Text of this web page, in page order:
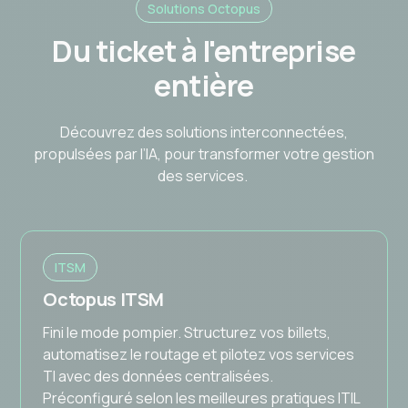
les premiers mois.
Solutions Octopus
Du ticket à l'entreprise
entière
Découvrez des solutions interconnectées,
propulsées par l’IA, pour transformer votre gestion
des services.
ITSM
Octopus ITSM
Fini le mode pompier. Structurez vos billets,
automatisez le routage et pilotez vos services
TI avec des données centralisées.
Préconfiguré selon les meilleures pratiques ITIL